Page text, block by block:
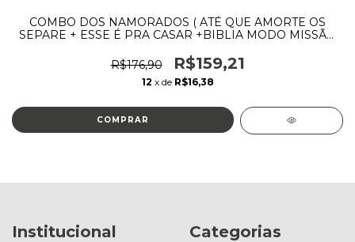
COMBO DOS NAMORADOS ( ATÉ QUE AMORTE OS
SEPARE + ESSE É PRA CASAR +BIBLIA MODO MISSÃO
R$176,90
R$159,21
12 x de R$16,38
Institucional Categorias